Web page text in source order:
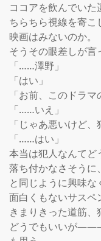
ココアを飲んでい
ちらちら視線を寄こ
映画はみないのか。
そうその眼差しが言
「……澤野」
「はい」
「お前、このドラマ
「……いえ」
「じゃあ悪いけど
「……はい」
本当は犯人なんてど
落ち付かなさそうに
と同じように興味な
面白くもないサスペ
きまりきった道筋、
どうでもいいが